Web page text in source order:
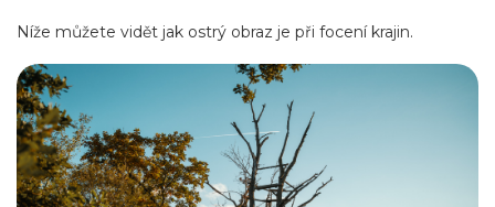
Níže můžete vidět jak ostrý obraz je při focení krajin.